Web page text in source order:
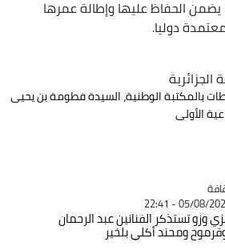
الحفاظ عليها وإطالة عمرها
دوليا.
الوطنية، السيدة فطومة بن يحيى
الأولى
05/08/2026 -
وزو تستذكر الفنانين عبد الرحمان
ومحند أكلي بلخير